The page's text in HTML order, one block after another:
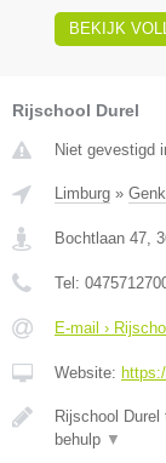
BEKIJK
Rijschool Durel
Niet gevestigd
Limburg » Genk
Bochtlaan 47,
Tel:
E-mail ›
Website:
Rijschool
behulp ▼